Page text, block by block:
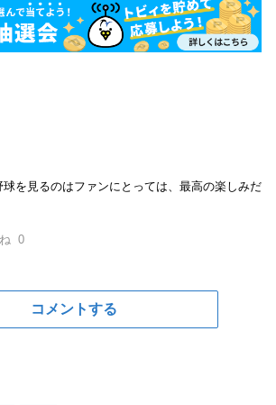
球を見るのはファンにとっては、最高の楽しみだ
0
コメントする